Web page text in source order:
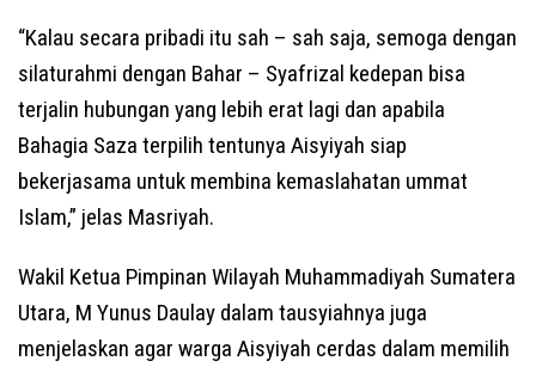
“Kalau secara pribadi itu sah – sah saja, semoga dengan
silaturahmi dengan Bahar – Syafrizal kedepan bisa
terjalin hubungan yang lebih erat lagi dan apabila
Bahagia Saza terpilih tentunya Aisyiyah siap
bekerjasama untuk membina kemaslahatan ummat
Islam,” jelas Masriyah.
Wakil Ketua Pimpinan Wilayah Muhammadiyah Sumatera
Utara, M Yunus Daulay dalam tausyiahnya juga
menjelaskan agar warga Aisyiyah cerdas dalam memilih